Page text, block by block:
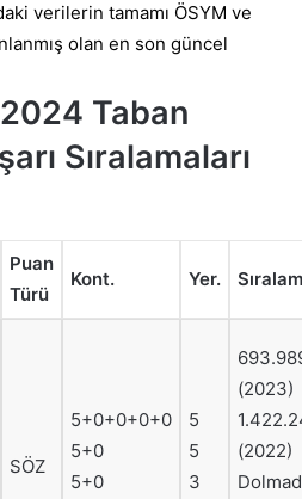
verilerin tamamı ÖSYM ve
olan en son güncel
Taban
Sıralamaları
Puan
Türü
Kont. Yer.
SÖZ
5+0+0+0+0
5+0
5+0
5
5
3
(2023)
(2022)